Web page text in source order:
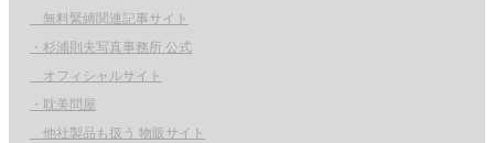
無料緊縛関連記事サイト
・杉浦則夫写真事務所 公式
オフィシャルサイト
・耽美問屋
他社製品も扱う 物販サイト